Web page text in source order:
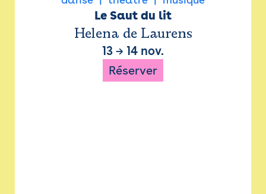
Le Saut du lit
Helena de Laurens
13 → 14 nov.
Réserver